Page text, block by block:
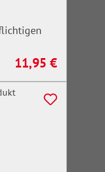
Regulärer Preis:
11,95 €